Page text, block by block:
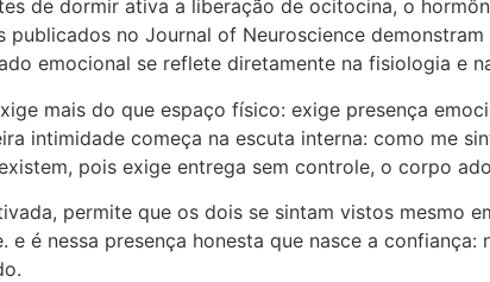
de dormir ativa a liberação de ocitocina, o
no Journal of Neuroscience
emocional se reflete diretamente na fisiologia e
mais do que espaço físico: exige presença
intimidade começa na escuta interna: como me
pois exige entrega sem controle, o corpo
permite que os dois se sintam vistos mesmo
e é nessa presença honesta que nasce a